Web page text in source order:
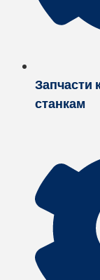
Запчасти
станкам